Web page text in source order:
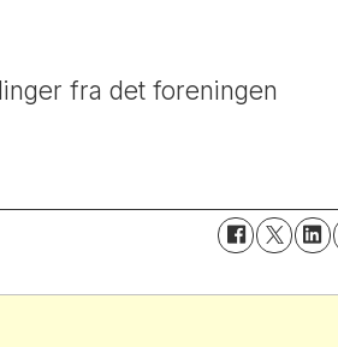
fra det foreningen